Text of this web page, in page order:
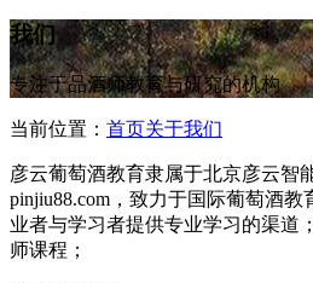
我们
专注于品酒师教育与研究的机构
当前位置： 首页关于我们
彦云葡萄酒教育隶属于北京彦云智
pinjiu88.com，致力于国际葡萄酒
业者与学习者提供专业学习的渠道
师课程；